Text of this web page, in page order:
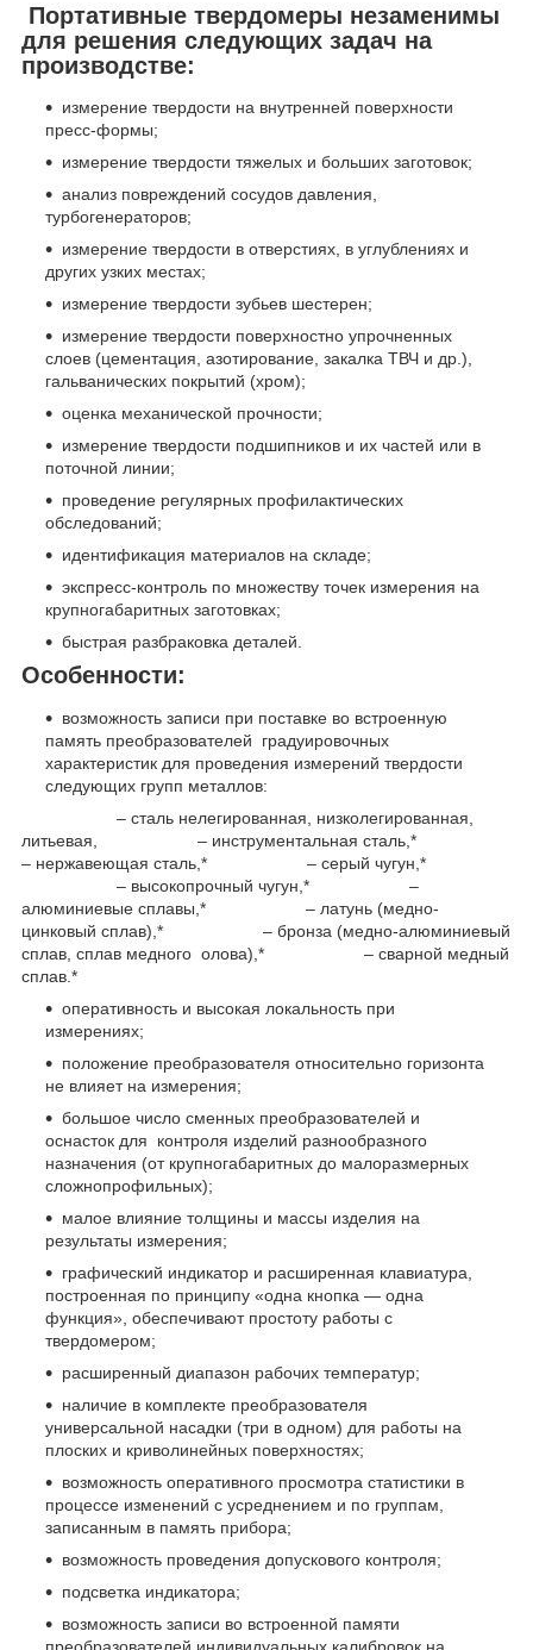
Портативные твердомеры незаменимы
для решения следующих задач на
производстве:
измерение твердости на внутренней поверхности
пресс-формы;
измерение твердости тяжелых и больших заготовок;
анализ повреждений сосудов давления,
турбогенераторов;
измерение твердости в отверстиях, в углублениях и
других узких местах;
измерение твердости зубьев шестерен;
измерение твердости поверхностно упрочненных
слоев (цементация, азотирование, закалка ТВЧ и др.),
гальванических покрытий (хром);
оценка механической прочности;
измерение твердости подшипников и их частей или в
поточной линии;
проведение регулярных профилактических
обследований;
идентификация материалов на складе;
экспресс-контроль по множеству точек измерения на
крупногабаритных заготовках;
быстрая разбраковка деталей.
Особенности:
возможность записи при поставке во встроенную
память преобразователей градуировочных
характеристик для проведения измерений твердости
следующих групп металлов:
– сталь нелегированная, низколегированная,
литьевая, – инструментальная сталь,*
– нержавеющая сталь,* – серый чугун,*
– высокопрочный чугун,* –
алюминиевые сплавы,* – латунь (медно-
цинковый сплав),* – бронза (медно-алюминиевый
сплав, сплав медного олова),* – сварной медный
сплав.*
оперативность и высокая локальность при
измерениях;
положение преобразователя относительно горизонта
не влияет на измерения;
большое число сменных преобразователей и
оснасток для контроля изделий разнообразного
назначения (от крупногабаритных до малоразмерных
сложнопрофильных);
малое влияние толщины и массы изделия на
результаты измерения;
графический индикатор и расширенная клавиатура,
построенная по принципу «одна кнопка — одна
функция», обеспечивают простоту работы с
твердомером;
расширенный диапазон рабочих температур;
наличие в комплекте преобразователя
универсальной насадки (три в одном) для работы на
плоских и криволинейных поверхностях;
возможность оперативного просмотра статистики в
процессе изменений с усреднением и по группам,
записанным в память прибора;
возможность проведения допускового контроля;
подсветка индикатора;
возможность записи во встроенной памяти